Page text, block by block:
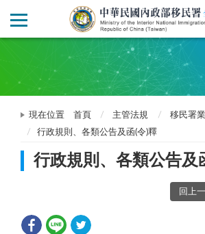
現在位置 首頁 主管法規
移民署
行政規則、各類公告及函(令)釋
行政規則、各類公告及
回上